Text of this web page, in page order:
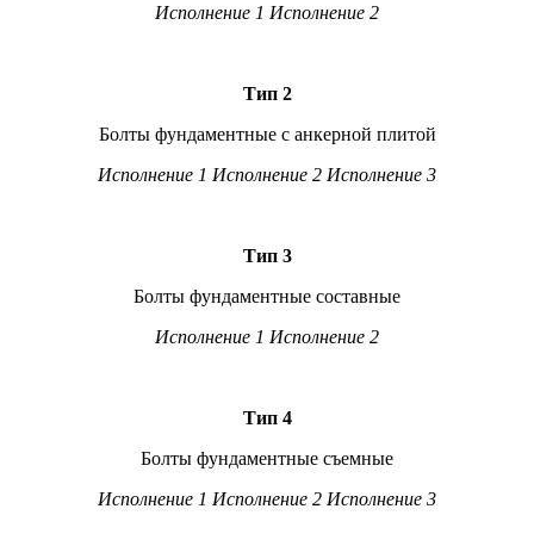
Исполнение 1 Исполнение 2
Тип 2
Болты фундаментные с анкерной плитой
Исполнение 1 Исполнение 2 Исполнение 3
Тип 3
Болты фундаментные составные
Исполнение 1 Исполнение 2
Тип 4
Болты фундаментные съемные
Исполнение 1 Исполнение 2 Исполнение 3